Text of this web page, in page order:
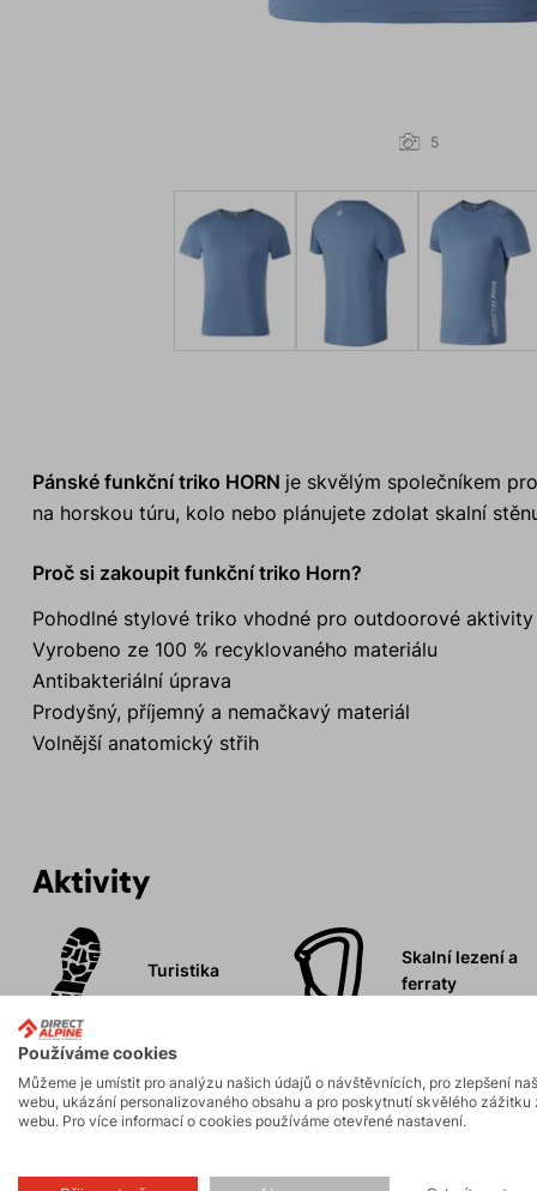
5
Pánské funkční triko HORN je skvělým společníkem
na horskou túru, kolo nebo plánujete zdolat skalní
Proč si zakoupit funkční triko Horn?
Pohodlné stylové triko vhodné pro outdoorové aktivity
Vyrobeno ze 100 % recyklovaného materiálu
Antibakteriální úprava
Prodyšný, příjemný a nemačkavý materiál
Volnější anatomický střih
Aktivity
Turistika
Skalní lezení a
ferraty
Biking
Používáme cookies
Můžeme je umístit pro analýzu našich údajů o návštěvnících, pro zlepšení
webu, ukázání personalizovaného obsahu a pro poskytnutí skvělého zážitku
webu. Pro více informací o cookies používáme otevřené nastavení.